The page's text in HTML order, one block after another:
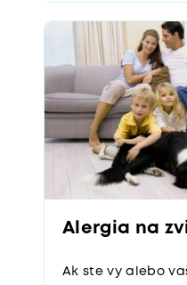
Alergia na
Ak ste vy alebo